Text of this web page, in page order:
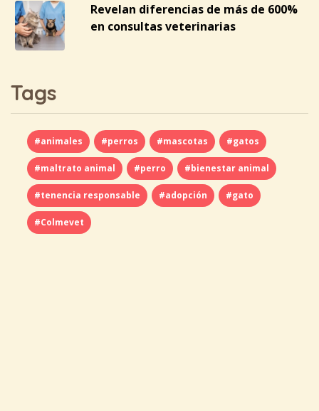
Revelan diferencias de más de 600%
en consultas veterinarias
Tags
#animales #perros #mascotas #gatos
#maltrato animal #perro #bienestar animal
#tenencia responsable #adopción #gato
#Colmevet